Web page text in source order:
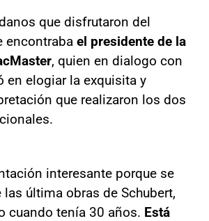
que disfrutaron del
encontraba el presidente de la
, quien en dialogo con
en elogiar la exquisita y
que realizaron los dos
interesante porque se
las última obras de Schubert,
cuando tenía 30 años. Está